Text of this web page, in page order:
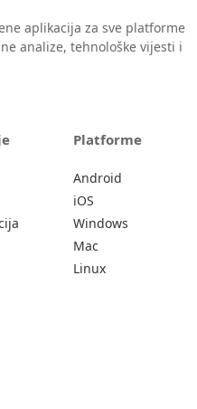
aplikacija za sve platforme
analize, tehnološke vijesti i
Platforme
Android
iOS
Windows
Mac
Linux